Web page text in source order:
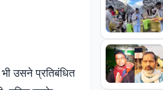
उसने प्रतिबंधित